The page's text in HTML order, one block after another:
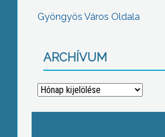
Gyöngyös Város Oldala
ARCHÍVUM
Archívum